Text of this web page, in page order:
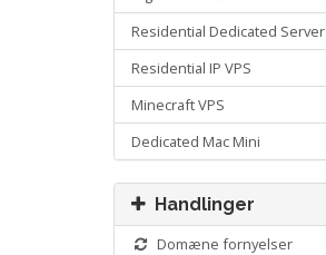
Residential Dedicated Server
Residential IP VPS
Minecraft VPS
Dedicated Mac Mini
Handlinger
Domæne fornyelser